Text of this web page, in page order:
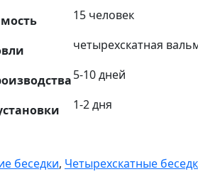
15 человек
четырехскатная
5-10 дней
1-2 дня
беседки, Четырехскатные